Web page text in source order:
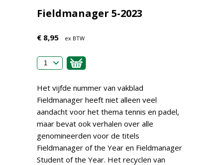
Fieldmanager 5-2023
€ 8,95 ex BTW
Het vijfde nummer van vakblad
Fieldmanager heeft niet alleen veel
aandacht voor het thema tennis en padel,
maar bevat ook verhalen over alle
genomineerden voor de titels
Fieldmanager of the Year en Fieldmanager
Student of the Year. Het recyclen van